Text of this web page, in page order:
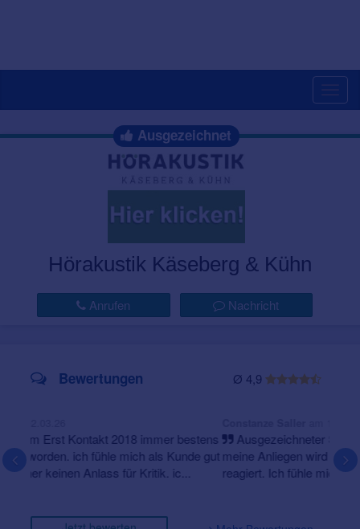
Ausgezeichnet
Hörakustik Käseberg & Kühn
Anrufen Nachricht
Ø 4,9
Bewertungen
Ausgezeichneter Service und sehr gute Beratung. Auf
meine Anliegen wird stets schnell und professionell
reagiert. Ich fühle mich immer sehr gut betreut. [via my...